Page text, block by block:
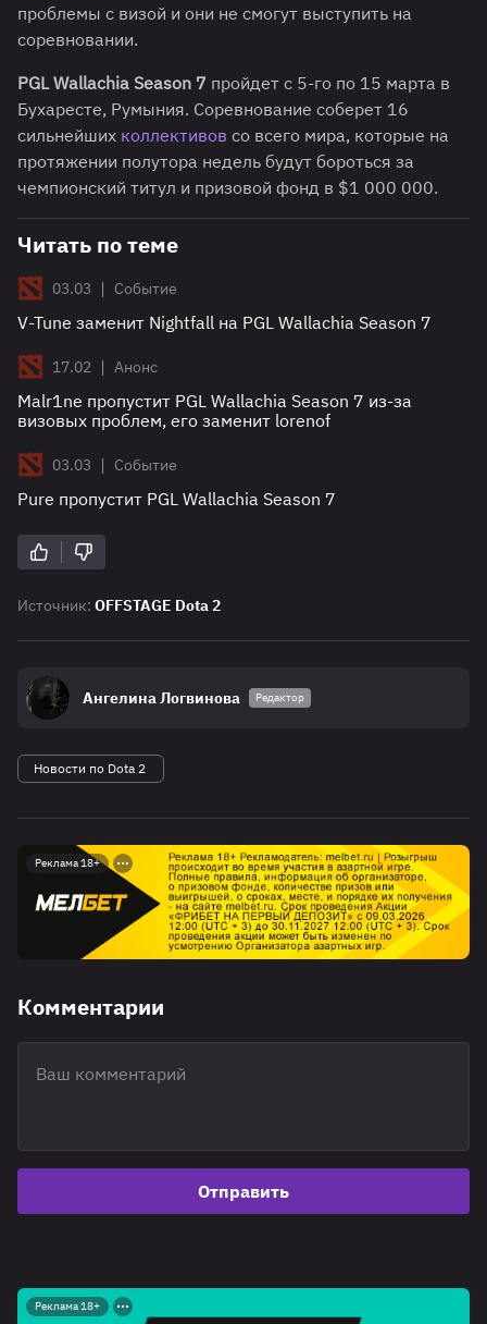
проблемы с визой и они не смогут выступить на
соревновании.
PGL Wallachia Season 7 пройдет с 5-го по 15 марта в
Бухаресте, Румыния. Соревнование соберет 16
сильнейших коллективов со всего мира, которые на
протяжении полутора недель будут бороться за
чемпионский титул и призовой фонд в $1 000 000.
Читать по теме
03.03 | Событие
V-Tune заменит Nightfall на PGL Wallachia Season 7
17.02 | Анонс
Malr1ne пропустит PGL Wallachia Season 7 из-за
визовых проблем, его заменит lorenof
03.03 | Событие
Pure пропустит PGL Wallachia Season 7
Источник: OFFSTAGE Dota 2
Ангелина Логвинова Редактор
Новости по Dota 2
Реклама 18+
Комментарии
Отправить
Реклама 18+